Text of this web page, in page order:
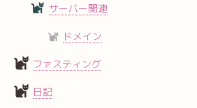
サーバー関連
ドメイン
ファスティング
日記